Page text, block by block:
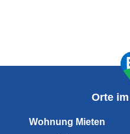
Orte
Wohnung Mieten